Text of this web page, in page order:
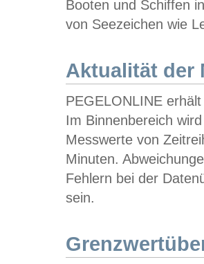
Booten und Schiffen
von Seezeichen wie
Aktualität der
PEGELONLINE
Im Binnenbereich
Messwerte von
Minuten.
Fehlern bei der
sein.